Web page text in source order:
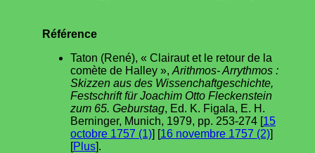
Référence
Taton (René), « Clairaut et le retour de la
comète de Halley », Arithmos- Arrythmos :
Skizzen aus des Wissenchaftgeschichte,
Festschrift für Joachim Otto Fleckenstein
zum 65. Geburstag, Ed. K. Figala, E. H.
Berninger, Munich, 1979, pp. 253-274 [15
octobre 1757 (1)] [16 novembre 1757 (2)]
[Plus].